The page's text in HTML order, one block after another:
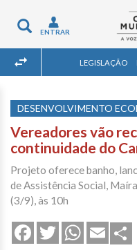
Toggle
navigation
ENTRAR
LEGISLAÇÃO
DESENVOLVIMENTO
Vereadores vão
continuidade do
Projeto oferece banho,
de Assistência Social,
(3/9), às 10h
FacebookTwitterWhatsApp
Email